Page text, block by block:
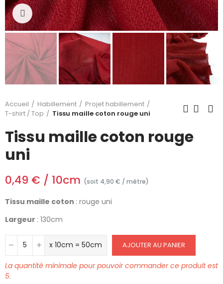
Cliquez pour agrandir
Accueil Habillement
Projet habillement
T-shirt / Top
Tissu maille coton rouge uni
Tissu maille coton rouge
uni
0,49 € / 10cm (soit 4,90 € / mètre)
Tissu maille coton : rouge uni
Largeur : 130cm
x 10cm = 50cm AJOUTER AU PANIER
La quantité minimale pour pouvoir commander ce produit est
5.